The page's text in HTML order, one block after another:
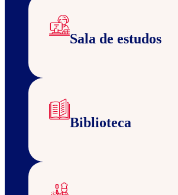
Sala de estudos
Biblioteca